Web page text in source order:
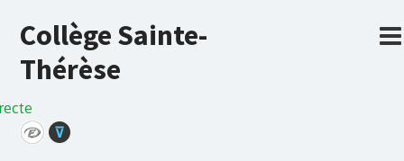
Collège Sainte-
Thérèse
⊽